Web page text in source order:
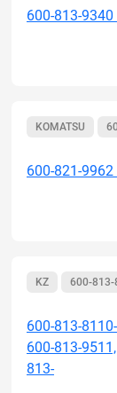
600-813-9340
KOMATSU
600-821-
KZ 600-813-
600-813-
600-813-
813-